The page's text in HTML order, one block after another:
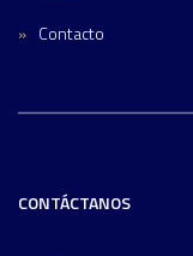
Contacto
CONTÁCTANOS